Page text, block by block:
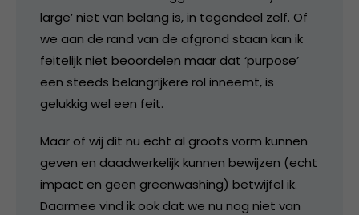
large’ niet van belang is, in tegendeel zelf. Of
we aan de rand van de afgrond staan kan ik
feitelijk niet beoordelen maar dat ‘purpose’
een steeds belangrijkere rol inneemt, is
gelukkig wel een feit.
Maar of wij dit nu echt al groots vorm kunnen
geven en daadwerkelijk kunnen bewijzen (echt
impact en geen greenwashing) betwijfel ik.
Daarmee vind ik ook dat we nu nog niet van